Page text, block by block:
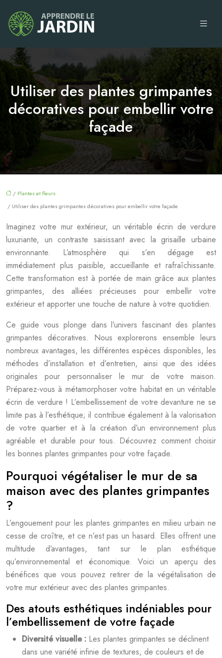
Utiliser des plantes grimpantes
décoratives pour embellir votre
façade
/ Plantes et fleurs
/ Utiliser des plantes grimpantes décoratives pour embellir votre façade
Imaginez votre mur extérieur, un véritable écrin de verdure
luxuriante, un contraste saisissant avec la grisaille urbaine
environnante. L’atmosphère qui s’en dégage est
immédiatement plus paisible, accueillante et rafraîchissante.
Cette transformation est à portée de main grâce aux plantes
grimpantes, des alliées précieuses pour embellir votre
extérieur et apporter une touche de nature à votre quotidien.
Ce guide vous plonge dans l’univers fascinant des plantes
grimpantes décoratives. Nous explorerons ensemble leurs
nombreux avantages, les différentes espèces disponibles, les
méthodes d’installation et d’entretien, ainsi que des idées
originales pour personnaliser le mur de votre maison.
Préparez-vous à métamorphoser votre habitat en un véritable
écrin de verdure ! L’embellissement de votre devanture ne se
limite pas à l’esthétique; il contribue également à la valorisation
de votre quartier et à la création d’un environnement plus
agréable et durable pour tous. Découvrez comment choisir
les bonnes plantes grimpantes pour votre façade.
Pourquoi végétaliser le mur de sa
maison avec des plantes grimpantes
?
L’engouement pour les plantes grimpantes en milieu urbain ne
cesse de croître, et ce n’est pas un hasard. Elles offrent une
multitude d’avantages, tant sur le plan esthétique
qu’environnemental et économique. Voici un aperçu des
bénéfices que vous pouvez retirer de la végétalisation de
votre mur extérieur avec des plantes grimpantes.
Des atouts esthétiques indéniables pour
l’embellissement de votre façade
Diversité visuelle : Les plantes grimpantes se déclinent
dans une variété infinie de textures, de couleurs et de